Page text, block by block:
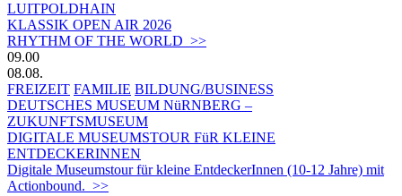
LUITPOLDHAIN
KLASSIK OPEN AIR 2026
RHYTHM OF THE WORLD >>
09.00
08.08.
FREIZEIT FAMILIE BILDUNG/BUSINESS
DEUTSCHES MUSEUM NüRNBERG –
ZUKUNFTSMUSEUM
DIGITALE MUSEUMSTOUR FüR KLEINE
ENTDECKERINNEN
Digitale Museumstour für kleine EntdeckerInnen (10-12 Jahre) mit
Actionbound. >>